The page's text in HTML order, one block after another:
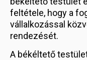
feltétele, hogy a
vállalkozással
rendezését.
A békéltető